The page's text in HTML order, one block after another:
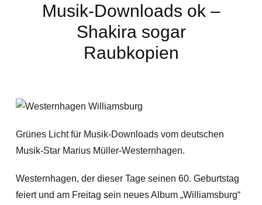
Musik-Downloads ok –
Shakira sogar
Raubkopien
Grünes Licht für Musik-Downloads vom deutschen
Musik-Star Marius Müller-Westernhagen.
Westernhagen, der dieser Tage seinen 60. Geburtstag
feiert und am Freitag sein neues Album „Williamsburg“